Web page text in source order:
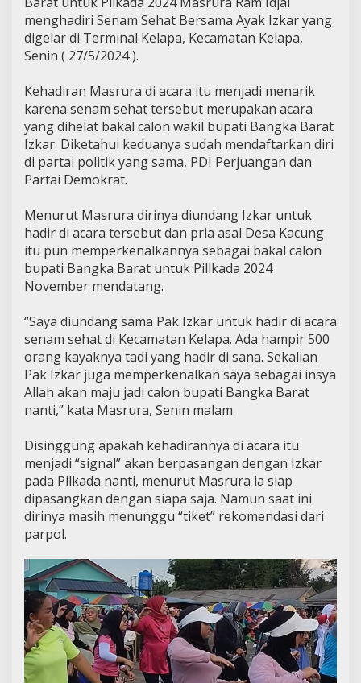
menghadiri Senam Sehat Bersama Ayak Izkar yang
digelar di Terminal Kelapa, Kecamatan Kelapa,
Senin ( 27/5/2024 ).
Kehadiran Masrura di acara itu menjadi menarik
karena senam sehat tersebut merupakan acara
yang dihelat bakal calon wakil bupati Bangka Barat
Izkar. Diketahui keduanya sudah mendaftarkan diri
di partai politik yang sama, PDI Perjuangan dan
Partai Demokrat.
Menurut Masrura dirinya diundang Izkar untuk
hadir di acara tersebut dan pria asal Desa Kacung
itu pun memperkenalkannya sebagai bakal calon
bupati Bangka Barat untuk Pillkada 2024
November mendatang.
“Saya diundang sama Pak Izkar untuk hadir di acara
senam sehat di Kecamatan Kelapa. Ada hampir 500
orang kayaknya tadi yang hadir di sana. Sekalian
Pak Izkar juga memperkenalkan saya sebagai insya
Allah akan maju jadi calon bupati Bangka Barat
nanti,” kata Masrura, Senin malam.
Disinggung apakah kehadirannya di acara itu
menjadi “signal” akan berpasangan dengan Izkar
pada Pilkada nanti, menurut Masrura ia siap
dipasangkan dengan siapa saja. Namun saat ini
dirinya masih menunggu “tiket” rekomendasi dari
parpol.